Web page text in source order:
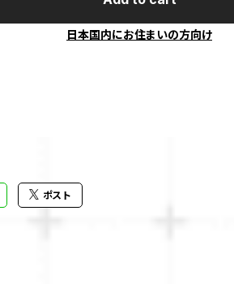
日本国内にお住まいの方向け
ポスト